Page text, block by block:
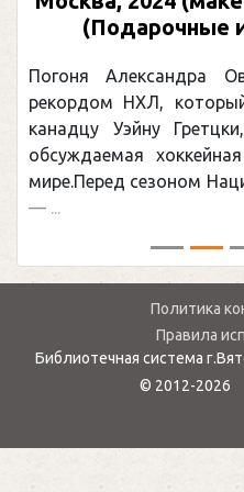
(Подарочные
Погоня Александра
рекордом НХЛ,
канадцу Уэйну
обсуждаемая
мире.Перед сезоном
— ...
Политика
Правила
Библиотечная система
© 2012-2026